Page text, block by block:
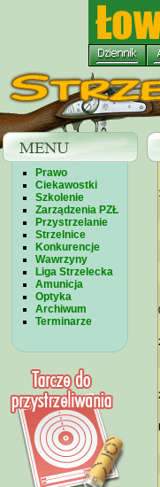
Prawo
Ciekawostki
Szkolenie
Zarządzenia PZŁ
Przystrzelanie
Strzelnice
Konkurencje
Wawrzyny
Liga Strzelecka
Amunicja
Optyka
Archiwum
Terminarze